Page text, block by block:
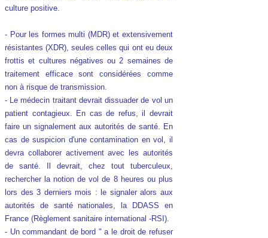
culture positive.
- Pour les formes multi (MDR) et extensivement
résistantes (XDR), seules celles qui ont eu deux
frottis et cultures négatives ou 2 semaines de
traitement efficace sont considérées comme
non à risque de transmission.
- Le médecin traitant devrait dissuader de vol un
patient contagieux. En cas de refus, il devrait
faire un signalement aux autorités de santé. En
cas de suspicion d'une contamination en vol, il
devra collaborer activement avec les autorités
de santé. Il devrait, chez tout tuberculeux,
rechercher la notion de vol de 8 heures ou plus
lors des 3 derniers mois : le signaler alors aux
autorités de santé nationales, la DDASS en
France (Règlement sanitaire international -RSI).
- Un commandant de bord " a le droit de refuser